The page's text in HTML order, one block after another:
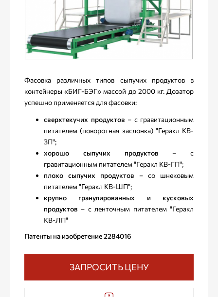
Фасовка различных типов сыпучих продуктов в
контейнеры «БИГ-БЭГ» массой до 2000 кг. Дозатор
успешно применяется для фасовки:
сверхтекучих продуктов – с гравитационным
питателем (поворотная заслонка) "Геракл КВ-
ЗП";
хорошо сыпучих продуктов – с
гравитационным питателем "Геракл КВ-ГП";
плохо сыпучих продуктов – со шнековым
питателем "Геракл КВ-ШП";
крупно гранулированных и кусковых
продуктов – с ленточным питателем "Геракл
КВ-ЛП"
Патенты на изобретение 2284016
ЗАПРОСИТЬ ЦЕНУ